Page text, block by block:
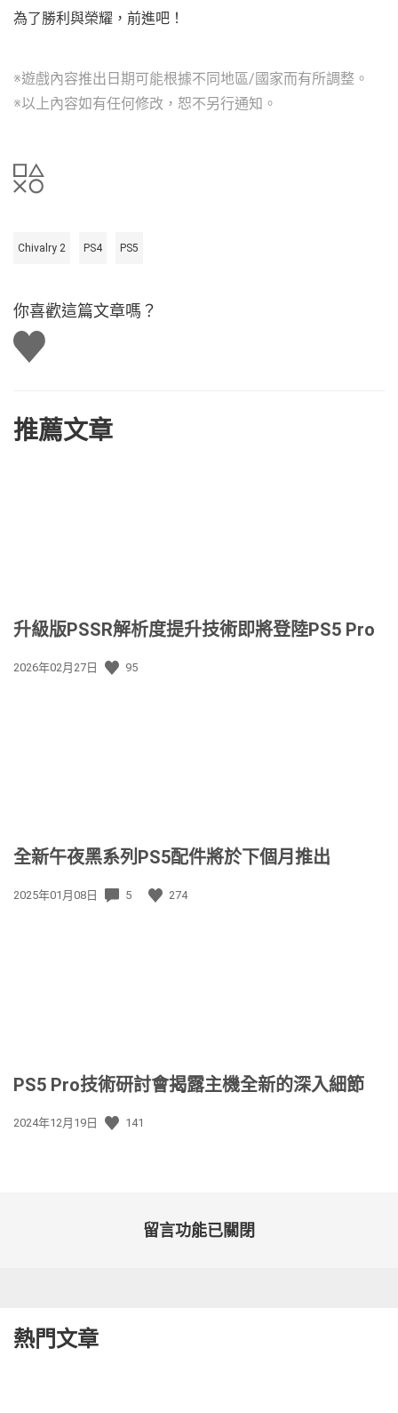
為了勝利與榮耀，前進吧！
※遊戲內容推出日期可能根據不同地區/國家而有所調整。
※以上內容如有任何修改，恕不另行通知。
Chivalry 2 PS4 PS5
你喜歡這篇文章嗎？
讚
推薦文章
升級版PSSR解析度提升技術即將登陸PS5 Pro
發
2026年02月27日 95
全新午夜黑系列PS5配件將於下個月推出
發
2025年01月08日 5 274
PS5 Pro技術研討會揭露主機全新的深入細節
發
2024年12月19日 141
留言功能已關閉
熱門文章